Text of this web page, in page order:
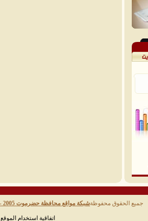
جميع الحقوق محفوظةشبكة مواقع محافظة حضرموت 2005 - 2026
اتفاقية استخدام الموقع